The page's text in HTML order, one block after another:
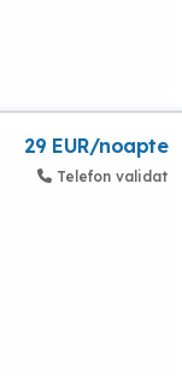
29 EUR/noapte
Telefon validat